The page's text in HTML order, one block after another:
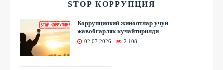
STOP КОРРУПЦИЯ
Коррупциявий жиноятлар учун
жавобгарлик кучайтирилди
02.07.2026 2 108